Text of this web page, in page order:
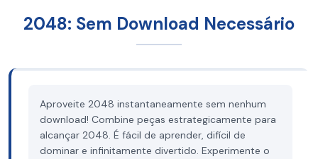
2048: Sem Download Necessário
Aproveite 2048 instantaneamente sem nenhum
download! Combine peças estrategicamente para
alcançar 2048. É fácil de aprender, difícil de
dominar e infinitamente divertido. Experimente o